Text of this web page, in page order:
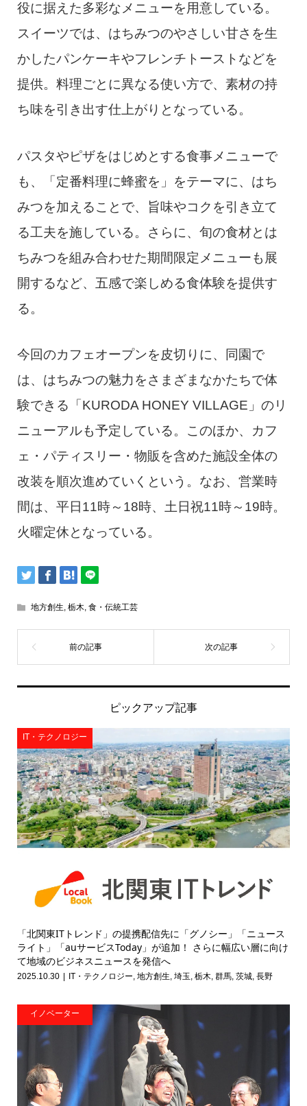
役に据えた多彩なメニューを用意している。
スイーツでは、はちみつのやさしい甘さを生
かしたパンケーキやフレンチトーストなどを
提供。料理ごとに異なる使い方で、素材の持
ち味を引き出す仕上がりとなっている。
パスタやピザをはじめとする食事メニューで
も、「定番料理に蜂蜜を」をテーマに、はち
みつを加えることで、旨味やコクを引き立て
る工夫を施している。さらに、旬の食材とは
ちみつを組み合わせた期間限定メニューも展
開するなど、五感で楽しめる食体験を提供す
る。
今回のカフェオープンを皮切りに、同園で
は、はちみつの魅力をさまざまなかたちで体
験できる「KURODA HONEY VILLAGE」のリ
ニューアルも予定している。このほか、カフ
ェ・パティスリー・物販を含めた施設全体の
改装を順次進めていくという。なお、営業時
間は、平日11時～18時、土日祝11時～19時。
火曜定休となっている。
地方創生 栃木 食・伝統工芸
ピックアップ記事
IT・テクノロジー
「北関東ITトレンド」の提携配信先に「グノシー」「ニュース
ライト」「auサービスToday」が追加！ さらに幅広い層に向け
て地域のビジネスニュースを発信へ
2025.10.30 IT・テクノロジー, 地方創生, 埼玉, 栃木, 群馬, 茨城, 長野
イノベーター